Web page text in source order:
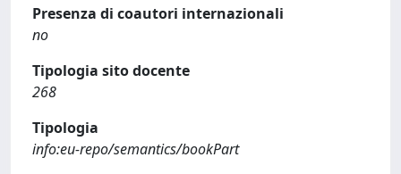
Presenza di coautori internazionali
no
Tipologia sito docente
268
Tipologia
info:eu-repo/semantics/bookPart